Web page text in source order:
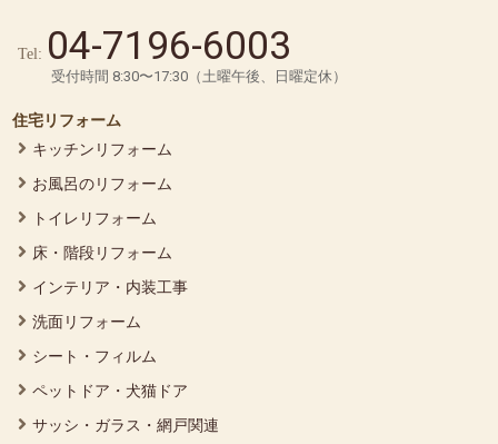
Tel: 04-7196-6003
受付時間 8:30〜17:30（土曜午後、日曜定休）
住宅リフォーム
キッチンリフォーム
お風呂のリフォーム
トイレリフォーム
床・階段リフォーム
インテリア・内装工事
洗面リフォーム
シート・フィルム
ペットドア・犬猫ドア
サッシ・ガラス・網戸関連